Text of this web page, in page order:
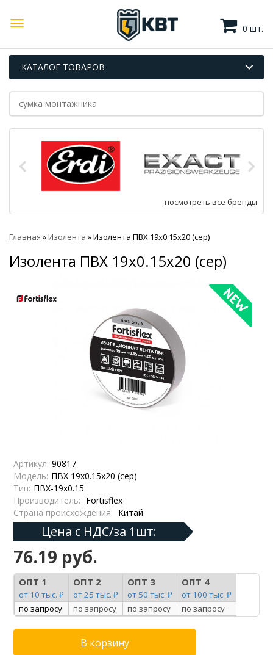
0 шт.
КАТАЛОГ ТОВАРОВ
посмотреть все бренды
Главная »Изолента »Изолента ПВХ 19х0.15x20 (сер)
Изолента ПВХ 19х0.15x20 (сер)
Артикул: 90817
Модель: ПВХ 19х0.15x20 (сер)
Тип: ПВХ-19х0.15
Производитель: Fortisflex
Страна происхождения: Китай
Цена с НДС/за 1шт:
76.19 руб.
ОПТ 1
от 10 тыс. ₽
ОПТ 2
от 25 тыс. ₽
ОПТ 3
от 50 тыс. ₽
ОПТ 4
от 100 тыс. ₽
по запросу
по запросу по запросу по запросу